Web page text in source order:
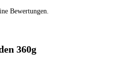
Bewertungen.
360g